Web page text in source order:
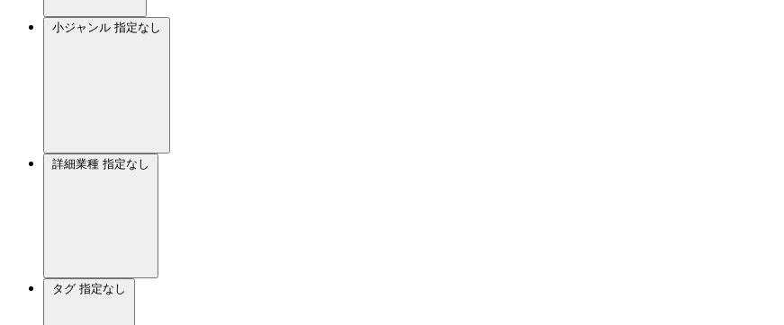
小ジャンル 指定なし
詳細業種 指定なし
タグ 指定なし